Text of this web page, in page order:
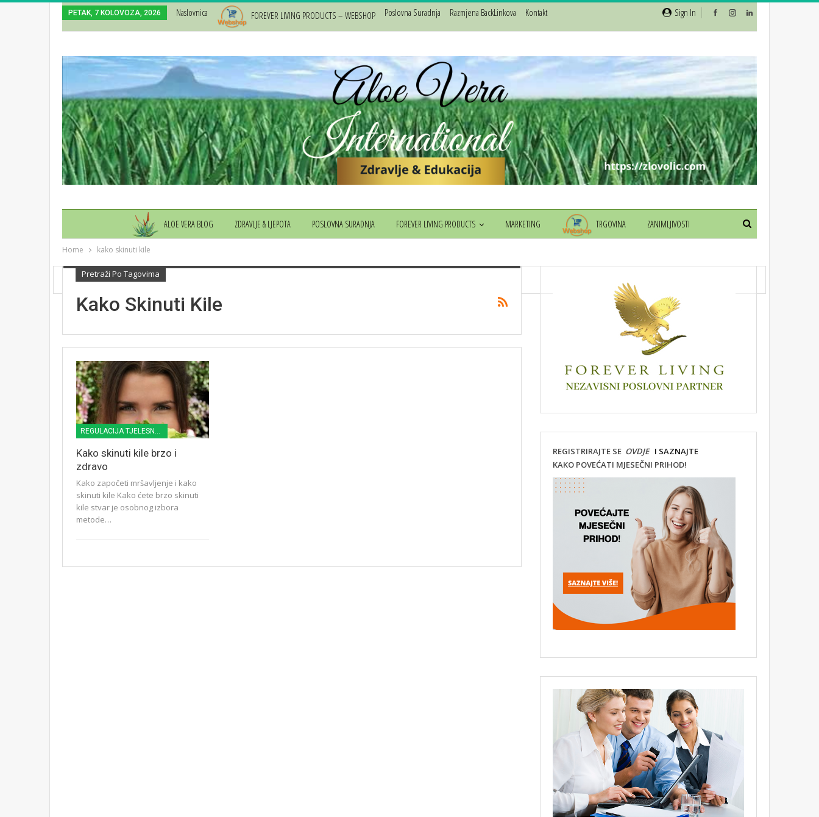
Sign In
PETAK, 7 KOLOVOZA, 2026 Naslovnica FOREVER LIVING PRODUCTS – WEBSHOP Poslovna Suradnja Razmjena BackLinkova Kontakt
ALOE VERA BLOG ZDRAVLJE & LJEPOTA POSLOVNA SURADNJA FOREVER LIVING PRODUCTS MARKETING TRGOVINA ZANIMLJIVOSTI
Home kako skinuti kile
Pretraži Po Tagovima
Kako Skinuti Kile
Kako skinuti kile brzo i
zdravo
Kako započeti mršavljenje i kako
skinuti kile Kako ćete brzo skinuti
kile stvar je osobnog izbora
metode…
REGISTRIRAJTE SE OVDJEI SAZNAJTE
KAKO POVEĆATI MJESEČNI PRIHOD!